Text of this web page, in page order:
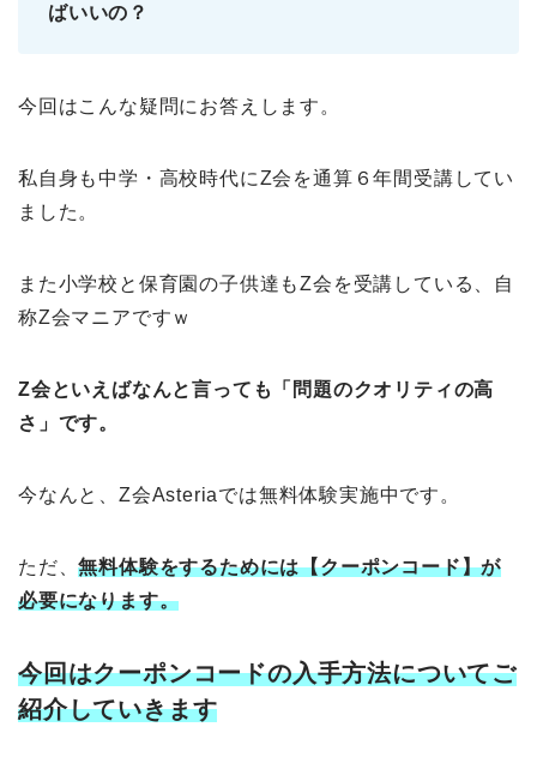
ばいいの？
今回はこんな疑問にお答えします。
私自身も中学・高校時代にZ会を通算６年間受講してい
ました。
また小学校と保育園の子供達もZ会を受講している、自
称Z会マニアですｗ
Z会といえばなんと言っても「問題のクオリティの高
さ」です。
今なんと、Z会Asteriaでは無料体験実施中です。
ただ、無料体験をするためには【クーポンコード】が
必要になります。
今回はクーポンコードの入手方法についてご
紹介していきます